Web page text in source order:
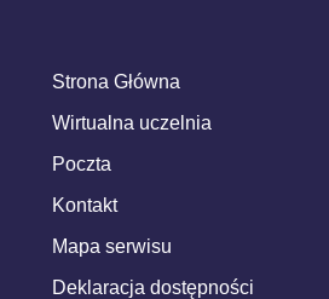
Strona Główna
Wirtualna uczelnia
Poczta
Kontakt
Mapa serwisu
Deklaracja dostępności